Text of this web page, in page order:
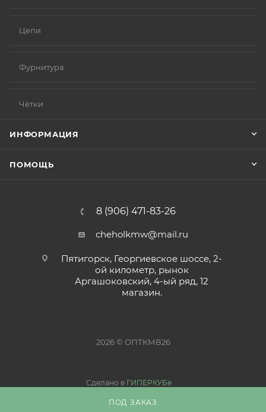
ПОД ЗАКАЗ
Цепи
Фурнитура
Чётки
ИНФОРМАЦИЯ
ПОМОЩЬ
8 (906) 471-83-26
cheholkmw@mail.ru
Пятигорск, Георгиевское шоссе, 2-
ой километр, рынок
Аргашоковский, 4-ый ряд, 12
магазин.
2026 © ОПТКМВ26
Сделано в ГИПЕРКУБе